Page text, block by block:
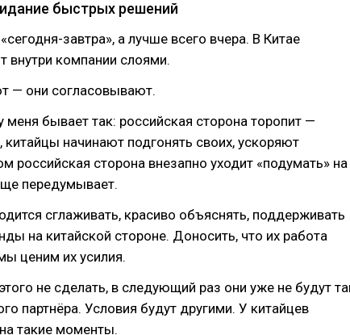
быстрых решений
завтра», а лучше всего вчера. В Китае
внутри компании слоями.
— они согласовывают.
меня бывает так: российская сторона торопит —
китайцы начинают подгонять своих, ускоряют
российская сторона внезапно уходит «подумать» на
передумывает.
сглаживать, красиво объяснять, поддерживать
на китайской стороне. Доносить, что их работа
ценим их усилия.
не сделать, в следующий раз они уже не будут
партнёра. Условия будут другими. У китайцев
такие моменты.